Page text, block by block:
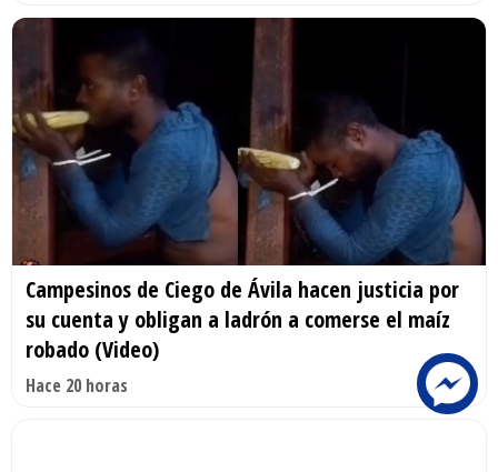
Campesinos de Ciego de Ávila hacen justicia por
su cuenta y obligan a ladrón a comerse el maíz
robado (Video)
Hace 20 horas